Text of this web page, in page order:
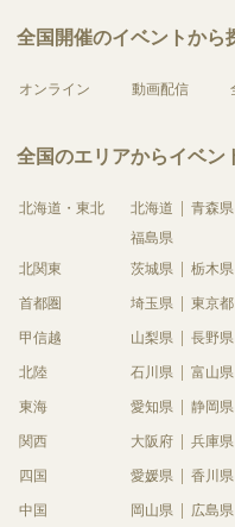
全国開催のイベントから
オンライン 動画配信
全国のエリアからイベン
北海道・東北 北海道 青森県
福島県
北関東
茨城県 栃木県
首都圏 埼玉県 東京都
甲信越 山梨県 長野県
北陸 石川県 富山県
東海 愛知県 静岡県
関西 大阪府 兵庫県
四国 愛媛県 香川県
中国 岡山県 広島県